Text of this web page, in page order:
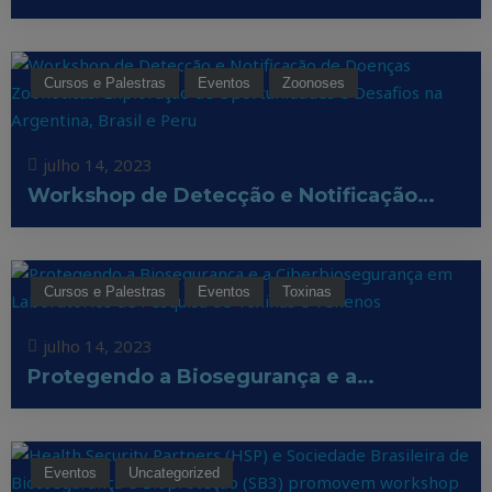
Cursos e Palestras Eventos Zoonoses
julho 14, 2023
Workshop de Detecção e Notificação…
Cursos e Palestras Eventos Toxinas
julho 14, 2023
Protegendo a Biosegurança e a…
Eventos Uncategorized